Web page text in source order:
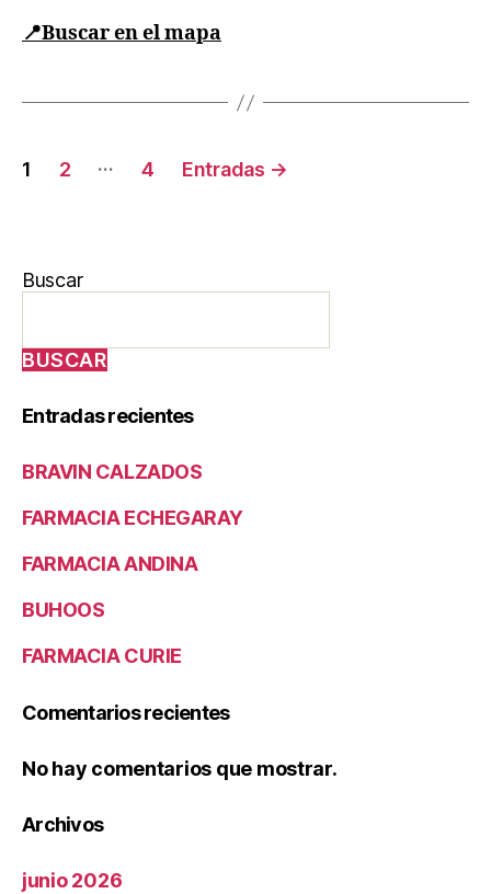
📍Buscar en el mapa
1 2 … 4 Entradas →
Buscar
BUSCAR
Entradas recientes
BRAVIN CALZADOS
FARMACIA ECHEGARAY
FARMACIA ANDINA
BUHOOS
FARMACIA CURIE
Comentarios recientes
No hay comentarios que mostrar.
Archivos
junio 2026